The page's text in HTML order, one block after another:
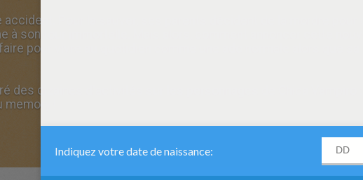
accident. Pour la sauver, ses parents décident de la mordre pour
à son tour immortelle. Mais alors, comment annoncer cette
pour vivre au quotidien comme une ado normale alors que sa
des dizaines d'activités sur les personnages de Chica Vampiro :
!